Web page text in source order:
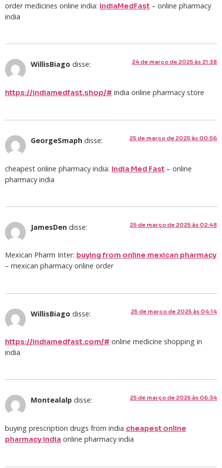
order medicines online india: IndiaMedFast – online pharmacy
india
WillisBiago disse: 24 de março de 2025 às 21:38
https://indiamedfast.shop/# india online pharmacy store
GeorgeSmaph disse: 25 de março de 2025 às 00:56
cheapest online pharmacy india: India Med Fast – online
pharmacy india
JamesDen disse: 25 de março de 2025 às 02:48
Mexican Pharm Inter: buying from online mexican pharmacy
– mexican pharmacy online order
WillisBiago disse: 25 de março de 2025 às 04:14
https://indiamedfast.com/# online medicine shopping in
india
Montealalp disse: 25 de março de 2025 às 06:34
buying prescription drugs from india cheapest online
pharmacy india online pharmacy india